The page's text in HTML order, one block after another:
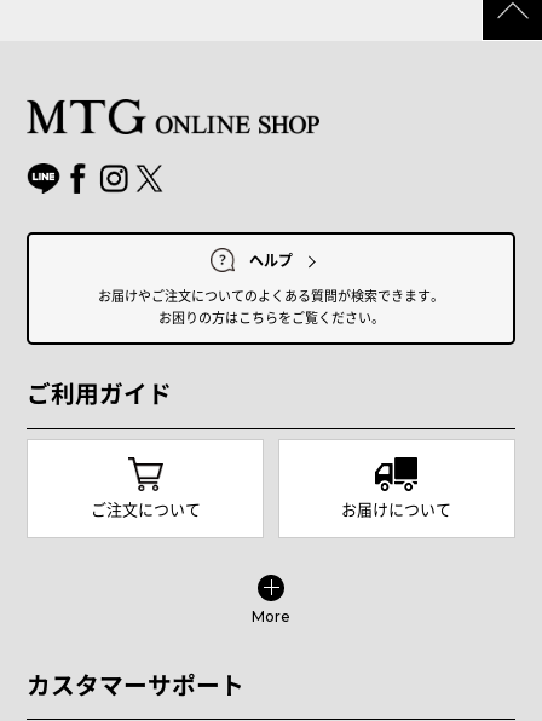
ヘルプ
お届けやご注文についてのよくある質問が検索できます。
お困りの方はこちらをご覧ください。
ご利用ガイド
ご注文について お届けについて
More
カスタマーサポート